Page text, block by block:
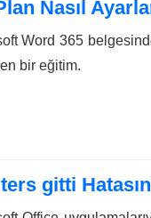
Nasıl
Word 365
bir eğitim.
gitti